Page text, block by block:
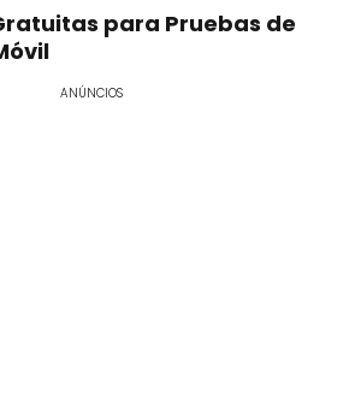
para Pruebas de
ANÚNCIOS